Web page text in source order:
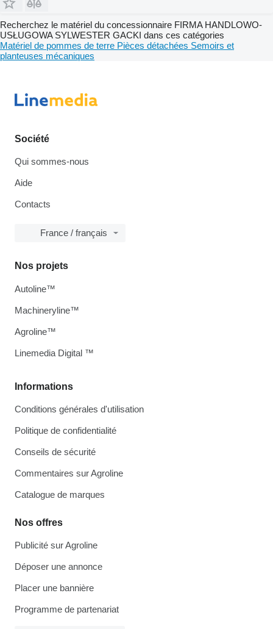
Recherchez le matériel du concessionnaire FIRMA HANDLOWO-
USŁUGOWA SYLWESTER GACKI dans ces catégories
Matériel de pommes de terre Pièces détachées Semoirs et
planteuses mécaniques
Société
Qui sommes-nous
Aide
Contacts
France / français
Informations
Conditions générales d'utilisation
Politique de confidentialité
Conseils de sécurité
Commentaires sur Agroline
Catalogue de marques
Nos offres
Publicité sur Agroline
Déposer une annonce
Placer une bannière
Programme de partenariat
Nos projets
Autoline™
Machineryline™
Agroline™
Linemedia Digital ™